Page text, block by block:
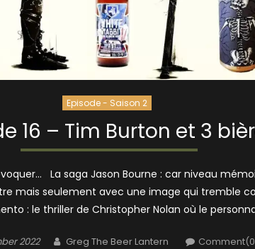
Episode - Saison 2
16 – Tim Burton et 3
La saga Jason Bourne : car niveau
mais seulement avec une image qui tremble
: le thriller de Christopher Nolan où le
2022 Author
Greg The Beer Lantern